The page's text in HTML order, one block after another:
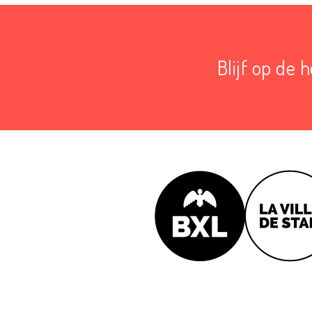
Blijf op de